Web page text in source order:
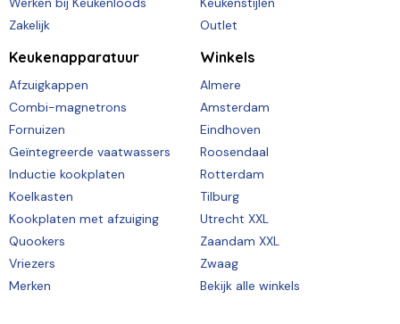
Zakelijk
Outlet
Keukenapparatuur
Afzuigkappen
Combi-magnetrons
Fornuizen
Geïntegreerde vaatwassers
Inductie kookplaten
Koelkasten
Kookplaten met afzuiging
Quookers
Vriezers
Merken
Winkels
Almere
Amsterdam
Eindhoven
Roosendaal
Rotterdam
Tilburg
Utrecht XXL
Zaandam XXL
Zwaag
Bekijk alle winkels